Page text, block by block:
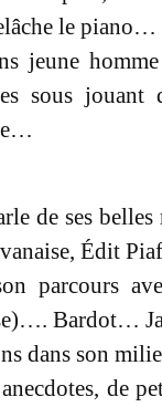
le piano…
jeune
sous
de ses
Édit
parcours
Bardot…
dans son
de